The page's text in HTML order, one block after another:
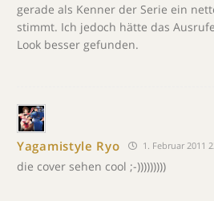
gerade als Kenner der Serie ein
stimmt. Ich jedoch hätte das
Look besser gefunden.
Yagamistyle Ryo 1. Februar 2011
die cover sehen cool ;-)))))))))